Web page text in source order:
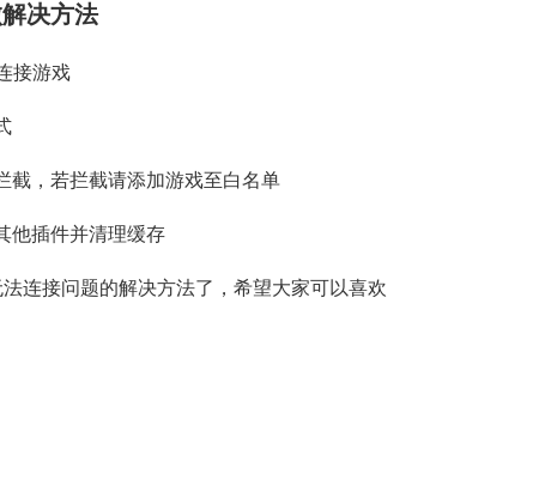
决方法
接游戏
截，若拦截请添加游戏至白名单
他插件并清理缓存
连接问题的解决方法了，希望大家可以喜欢